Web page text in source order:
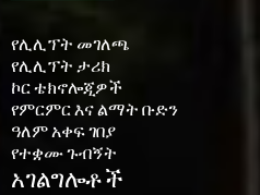
የሊሊፕት መገለጫ
የሊሊፕት ታሪክ
ኮር ቴክኖሎጂዎች
የምርምር እና ልማት ቡድን
ዓለም አቀፍ ገበያ
የተቋሙ ጉብኝት
አገልግሎቶች